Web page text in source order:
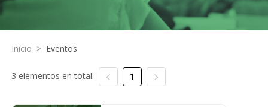
Inicio > Eventos
3 elementos en total: 1